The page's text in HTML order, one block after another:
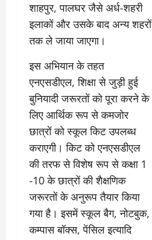
शाहपुर, पालघर जैसे अर्ध-शहरी
इलाकों और उसके बाद अन्य शहरों
तक ले जाया जाएगा।
इस अभियान के तहत
एनएसडीएल, शिक्षा से जुड़ी हुई
बुनियादी जरूरतों को पूरा करने के
लिए आर्थिक रूप से कमजोर
छात्रों को स्कूल किट उपलब्ध
कराएगी। किट को एनएसडीएल
की तरफ से विशेष रूप से कक्षा 1
-10 के छात्रों की शैक्षणिक
जरूरतों के अनुरूप तैयार किया
गया है। इसमें स्कूल बैग, नोटबुक,
कम्पास बॉक्स, पेंसिल इत्यादि